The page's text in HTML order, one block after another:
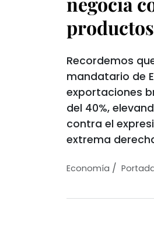
Recordemos
mandatario de
exportaciones
del 40%,
contra el
extrema
Economí­a /